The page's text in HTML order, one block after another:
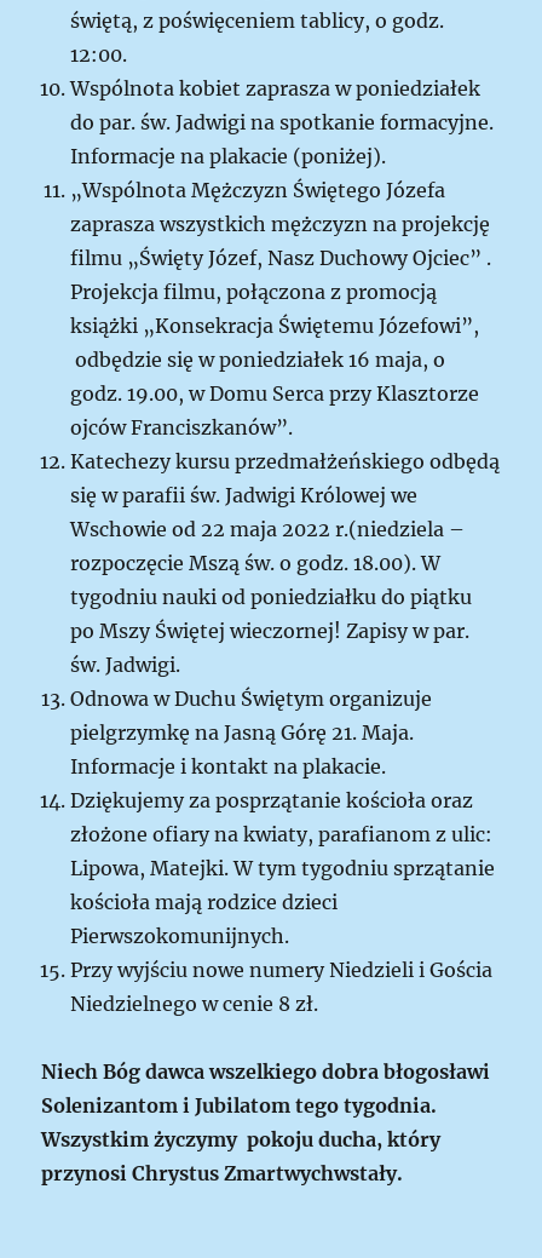
świętą, z poświęceniem tablicy, o godz.
12:00.
Wspólnota kobiet zaprasza w poniedziałek
do par. św. Jadwigi na spotkanie formacyjne.
Informacje na plakacie (poniżej).
„Wspólnota Mężczyzn Świętego Józefa
zaprasza wszystkich mężczyzn na projekcję
filmu „Święty Józef, Nasz Duchowy Ojciec” .
Projekcja filmu, połączona z promocją
książki „Konsekracja Świętemu Józefowi”,
odbędzie się w poniedziałek 16 maja, o
godz. 19.00, w Domu Serca przy Klasztorze
ojców Franciszkanów”.
Katechezy kursu przedmałżeńskiego odbędą
się w parafii św. Jadwigi Królowej we
Wschowie od 22 maja 2022 r.(niedziela –
rozpoczęcie Mszą św. o godz. 18.00). W
tygodniu nauki od poniedziałku do piątku
po Mszy Świętej wieczornej! Zapisy w par.
św. Jadwigi.
Odnowa w Duchu Świętym organizuje
pielgrzymkę na Jasną Górę 21. Maja.
Informacje i kontakt na plakacie.
Dziękujemy za posprzątanie kościoła oraz
złożone ofiary na kwiaty, parafianom z ulic:
Lipowa, Matejki. W tym tygodniu sprzątanie
kościoła mają rodzice dzieci
Pierwszokomunijnych.
Przy wyjściu nowe numery Niedzieli i Gościa
Niedzielnego w cenie 8 zł.
Niech Bóg dawca wszelkiego dobra błogosławi
Solenizantom i Jubilatom tego tygodnia.
Wszystkim życzymy pokoju ducha, który
przynosi Chrystus Zmartwychwstały.